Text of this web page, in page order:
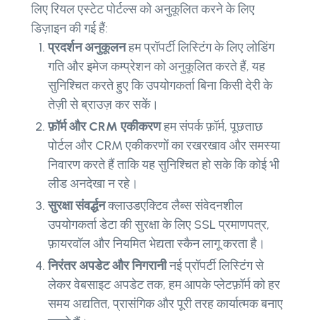
लिए रियल एस्टेट पोर्टल्स को अनुकूलित करने के लिए
डिज़ाइन की गई हैं:
प्रदर्शन अनुकूलनहम प्रॉपर्टी लिस्टिंग के लिए लोडिंग
गति और इमेज कम्प्रेशन को अनुकूलित करते हैं, यह
सुनिश्चित करते हुए कि उपयोगकर्ता बिना किसी देरी के
तेज़ी से ब्राउज़ कर सकें।
फ़ॉर्म और CRM एकीकरणहम संपर्क फ़ॉर्म, पूछताछ
पोर्टल और CRM एकीकरणों का रखरखाव और समस्या
निवारण करते हैं ताकि यह सुनिश्चित हो सके कि कोई भी
लीड अनदेखा न रहे।
सुरक्षा संवर्द्धनक्लाउडएक्टिव लैब्स संवेदनशील
उपयोगकर्ता डेटा की सुरक्षा के लिए SSL प्रमाणपत्र,
फ़ायरवॉल और नियमित भेद्यता स्कैन लागू करता है।
निरंतर अपडेट और निगरानीनई प्रॉपर्टी लिस्टिंग से
लेकर वेबसाइट अपडेट तक, हम आपके प्लेटफ़ॉर्म को हर
समय अद्यतित, प्रासंगिक और पूरी तरह कार्यात्मक बनाए